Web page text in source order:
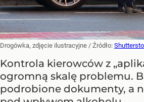
Drogówka, zdjęcie ilustracyjne / Źródło:
Kontrola kierowców z
ogromną skalę problemu.
podrobione dokumenty, a